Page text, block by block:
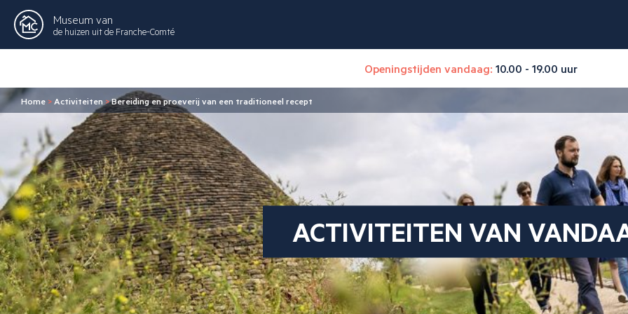
Museum van
de huizen uit de Franche-Comté
Openingstijden vandaag: 10.00 - 19.00 uur
Home > Activiteiten >Bereiding en proeverij van een traditioneel recept
ACTIVITEITEN VAN